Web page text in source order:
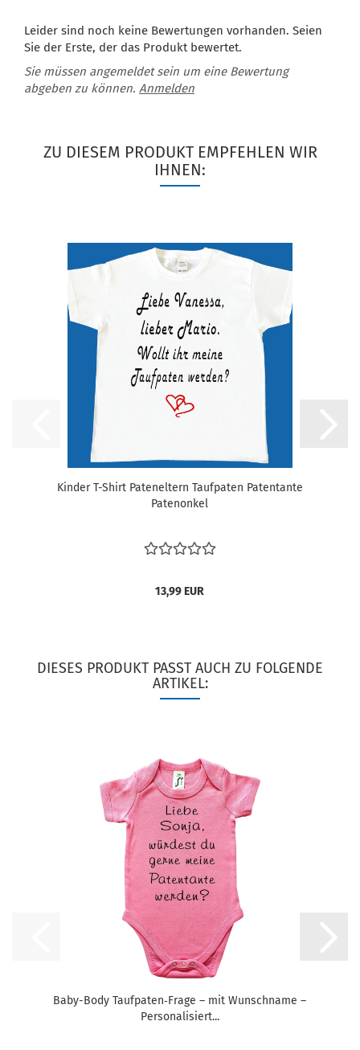
Leider sind noch keine Bewertungen vorhanden. Seien
Sie der Erste, der das Produkt bewertet.
Sie müssen angemeldet sein um eine Bewertung
abgeben zu können. Anmelden
ZU DIESEM PRODUKT EMPFEHLEN WIR
IHNEN:
Kinder T-Shirt Pateneltern Taufpaten Patentante
Patenonkel
13,99 EUR
DIESES PRODUKT PASST AUCH ZU FOLGENDE
ARTIKEL:
Baby-Body Taufpaten‑Frage – mit Wunschname –
Personalisiert...